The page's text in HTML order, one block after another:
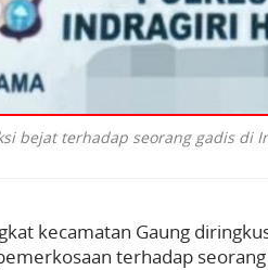
bejat terhadap seorang gadis
kecamatan Gaung
terhadap